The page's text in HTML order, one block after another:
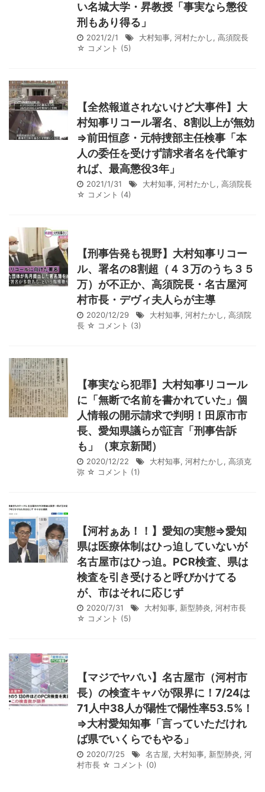
い名城大学・昇教授「事実なら懲役
刑もあり得る」
2021/2/1 大村知事, 河村たかし, 高須院長
☆ コメント (5)
【全然報道されないけど大事件】大
村知事リコール署名、8割以上が無効
⇒前田恒彦・元特捜部主任検事「本
人の委任を受けず請求者名を代筆す
れば、最高懲役3年」
2021/1/31 大村知事, 河村たかし, 高須院長
☆ コメント (4)
【刑事告発も視野】大村知事リコー
ル、署名の8割超（４３万のうち３５
万）が不正か、高須院長・名古屋河
村市長・デヴィ夫人らが主導
2020/12/29 大村知事, 河村たかし, 高須院
長 ☆ コメント (3)
【事実なら犯罪】大村知事リコール
に「無断で名前を書かれていた」個
人情報の開示請求で判明！田原市市
長、愛知県議らが証言「刑事告訴
も」（東京新聞）
2020/12/22 大村知事, 河村たかし, 高須克
弥 ☆ コメント (1)
【河村ぁあ！！】愛知の実態⇒愛知
県は医療体制はひっ迫していないが
名古屋市はひっ迫。PCR検査、県は
検査を引き受けると呼びかけてる
が、市はそれに応じず
2020/7/31 大村知事, 新型肺炎, 河村市長
☆ コメント (5)
【マジでヤバい】名古屋市（河村市
長）の検査キャパが限界に！7/24は
71人中38人が陽性で陽性率53.5%！
⇒大村愛知知事「言っていただけれ
ば県でいくらでもやる」
2020/7/25 名古屋, 大村知事, 新型肺炎, 河
村市長 ☆ コメント (0)